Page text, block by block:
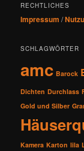
RECHTLICHES
Impressum /
SCHLAGWÖRTER
amc Barock
Dichten Durchlass
Gold und Silber
Kamera Karton lila